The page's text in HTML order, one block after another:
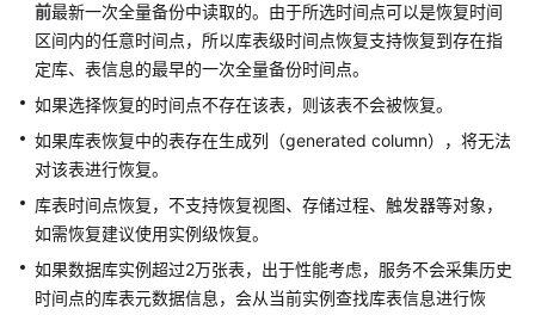
白
皮
书
参
考
SDK
考
前最新一次全量备份中读取的。由于所选时间点可以是恢复时间
区间内的任意时间点，所以库表级时间点恢复支持恢复到存在指
定库、表信息的最早的一次全量备份时间点。
如果选择恢复的时间点不存在该表，则该表不会被恢复。
如果库表恢复中的表存在生成列（generated column），将无法
对该表进行恢复。
库表时间点恢复，不支持恢复视图、存储过程、触发器等对象，
如需恢复建议使用实例级恢复。
如果数据库实例超过2万张表，出于性能考虑，服务不会采集历史
时间点的库表元数据信息，会从当前实例查找库表信息进行恢